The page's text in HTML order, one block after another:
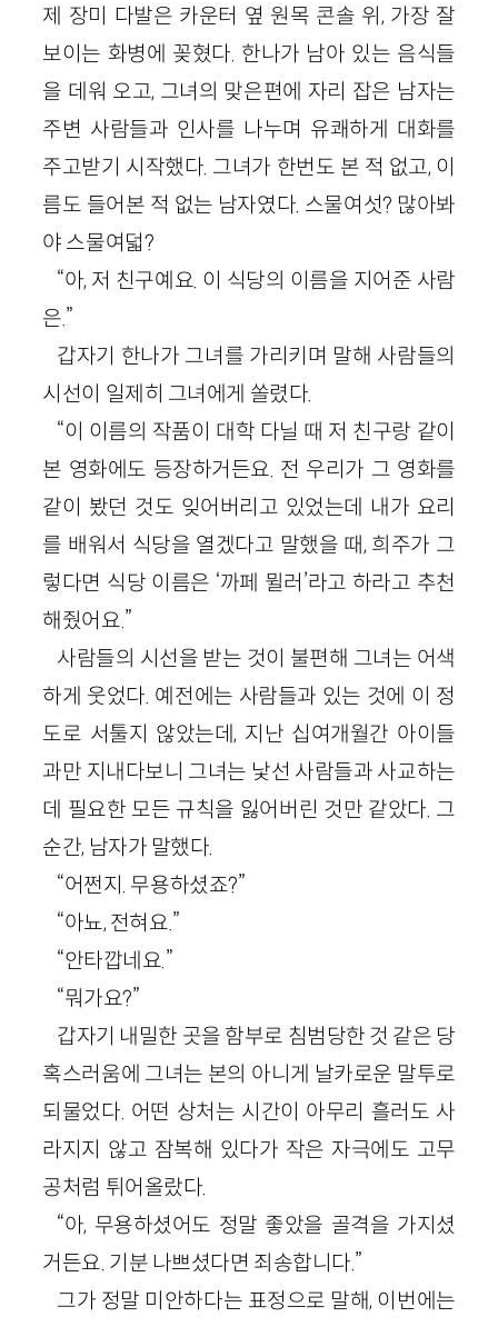
제 장미 다발은 카운터 옆 원목 콘솔 위, 가장 잘
보이는 화병에 꽂혔다. 한나가 남아 있는 음식들
을 데워 오고, 그녀의 맞은편에 자리 잡은 남자는
주변 사람들과 인사를 나누며 유쾌하게 대화를
주고받기 시작했다. 그녀가 한번도 본 적 없고, 이
름도 들어본 적 없는 남자였다. 스물여섯? 많아봐
야 스물여덟?
“아, 저 친구예요. 이 식당의 이름을 지어준 사람
은.”
갑자기 한나가 그녀를 가리키며 말해 사람들의
시선이 일제히 그녀에게 쏠렸다.
“이 이름의 작품이 대학 다닐 때 저 친구랑 같이
본 영화에도 등장하거든요. 전 우리가 그 영화를
같이 봤던 것도 잊어버리고 있었는데 내가 요리
를 배워서 식당을 열겠다고 말했을 때, 희주가 그
렇다면 식당 이름은 ‘까페 뮐러’라고 하라고 추천
해줬어요.”
사람들의 시선을 받는 것이 불편해 그녀는 어색
하게 웃었다. 예전에는 사람들과 있는 것에 이 정
도로 서툴지 않았는데, 지난 십여개월간 아이들
과만 지내다보니 그녀는 낯선 사람들과 사교하는
데 필요한 모든 규칙을 잃어버린 것만 같았다. 그
순간, 남자가 말했다.
“어쩐지. 무용하셨죠?”
“아뇨, 전혀요.”
“안타깝네요.”
“뭐가요?”
갑자기 내밀한 곳을 함부로 침범당한 것 같은 당
혹스러움에 그녀는 본의 아니게 날카로운 말투로
되물었다. 어떤 상처는 시간이 아무리 흘러도 사
라지지 않고 잠복해 있다가 작은 자극에도 고무
공처럼 튀어올랐다.
“아, 무용하셨어도 정말 좋았을 골격을 가지셨
거든요. 기분 나쁘셨다면 죄송합니다.”
그가 정말 미안하다는 표정으로 말해, 이번에는